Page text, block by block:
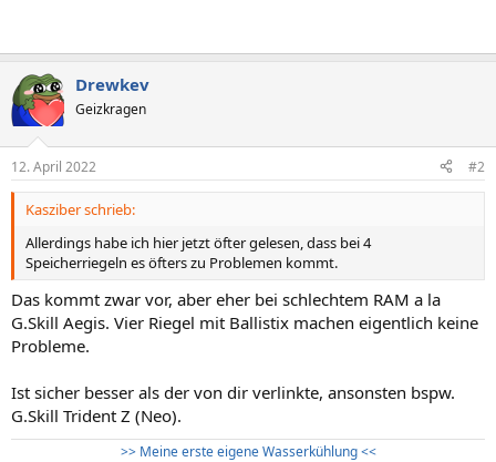
Drewkev
Geizkragen
12. April 2022 #2
Kasziber schrieb:
Allerdings habe ich hier jetzt öfter gelesen, dass bei 4
Speicherriegeln es öfters zu Problemen kommt.
Das kommt zwar vor, aber eher bei schlechtem RAM a la
G.Skill Aegis. Vier Riegel mit Ballistix machen eigentlich keine
Probleme.
Ist sicher besser als der von dir verlinkte, ansonsten bspw.
G.Skill Trident Z (Neo).
>> Meine erste eigene Wasserkühlung <<